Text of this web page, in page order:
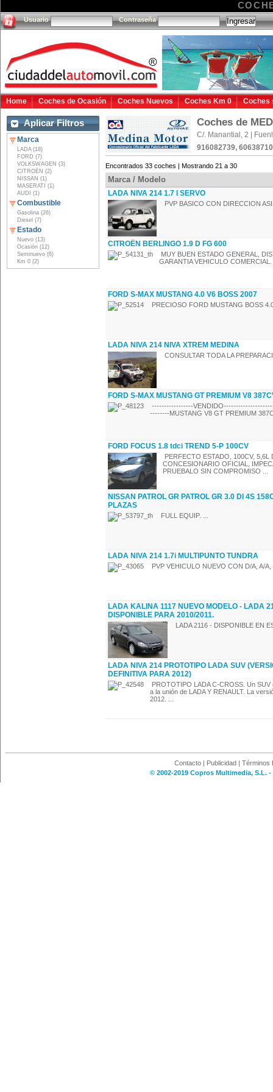
Usuario Contraseña
Home Coches de Ocasión Coches Nuevos Coches Km 0 Coches
Aplicar Filtros
Marca
LADA (18)
FORD (7)
VOLKSWAGEN (3)
CITROËN (2)
NISSAN (1)
MASERATI (1)
AUDI (1)
Combustible
Gasolina (26)
Diesel (7)
Estado
Nuevo (13)
Ocasión (12)
Seminuevo (6)
Km 0 (2)
Coches de
C/. Manantial, 2 |
916082739,
Encontrados 33 coches | Mostrando 21 a 30
Marca / Modelo
LADA NIVA 214 1.7 I SERVO
PVP BASICO CON DIRECCION
CITROËN BERLINGO 1.9 D FG 600
MUY BUEN ESTADO GENERAL,
GARANTIA VEHICULO COMERCIAL.
FORD S-MAX MUSTANG 4.0 V6 BOSS 2007
PRECIOSO FORD MUSTANG BOSS
LADA NIVA 214 NIVA XTREM MEDINA
CONSULTAR TODA LA
FORD S-MAX MUSTANG GT PREMIUM V8
-----------------
--------MUSTANG V8 GT PREMIUM
FORD FOCUS 1.8 tdci TREND 5-P 100CV
PERFECTO ESTADO, 100CV,
CONCESIONARIO OFICIAL,
PRUEBALO SIN COMPROMISO ...
NISSAN PATROL GR PATROL GR 3.0 DI 4S
PLAZAS
FULL EQUIP. ...
LADA NIVA 214 1.7i MULTIPUNTO TUNDRA
PVP VEHICULO NUEVO CON D/A, A/
LADA KALINA 1117 NUEVO MODELO - LADA
DISPONIBLE PARA 2010/2011.
LADA 2116 - DISPONIBLE EN
LADA NIVA 214 PROTOTIPO LADA SUV
DEFINITIVA PARA 2012)
PROTOTIPO LADA C-CROSS. Un
a la unión de LADA Y RENAULT. La
2012. ...
Contacto | Publicidad | Términos
© 2002-2019 Copros Multimedia, S.L.